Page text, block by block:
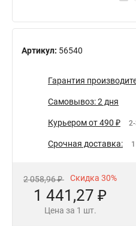
Артикул: 56540
Гарантия
Самовывоз: 2 дня
Курьером от 490 ₽
Срочная доставка:
2 058,96 ₽ Скидка 30%
1 441,27 ₽
Цена за 1 шт.